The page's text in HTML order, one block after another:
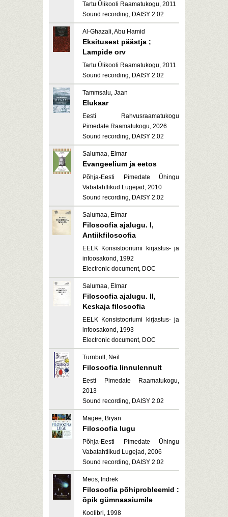
Tartu Ülikooli Raamatukogu, 2011
Sound recording, DAISY 2.02
Al-Ghazali, Abu Hamid
Eksitusest päästja ;
Lampide orv
Tartu Ülikooli Raamatukogu, 2011
Sound recording, DAISY 2.02
Tammsalu, Jaan
Elukaar
Eesti Rahvusraamatukogu
Pimedate Raamatukogu, 2026
Sound recording, DAISY 2.02
Salumaa, Elmar
Evangeelium ja eetos
Põhja-Eesti Pimedate Ühingu
Vabatahtlikud Lugejad, 2010
Sound recording, DAISY 2.02
Salumaa, Elmar
Filosoofia ajalugu. I,
Antiikfilosoofia
EELK Konsistooriumi kirjastus- ja
infoosakond, 1992
Electronic document, DOC
Salumaa, Elmar
Filosoofia ajalugu. II,
Keskaja filosoofia
EELK Konsistooriumi kirjastus- ja
infoosakond, 1993
Electronic document, DOC
Turnbull, Neil
Filosoofia linnulennult
Eesti Pimedate Raamatukogu,
2013
Sound recording, DAISY 2.02
Magee, Bryan
Filosoofia lugu
Põhja-Eesti Pimedate Ühingu
Vabatahtlikud Lugejad, 2006
Sound recording, DAISY 2.02
Meos, Indrek
Filosoofia põhiprobleemid :
õpik gümnaasiumile
Koolibri, 1998